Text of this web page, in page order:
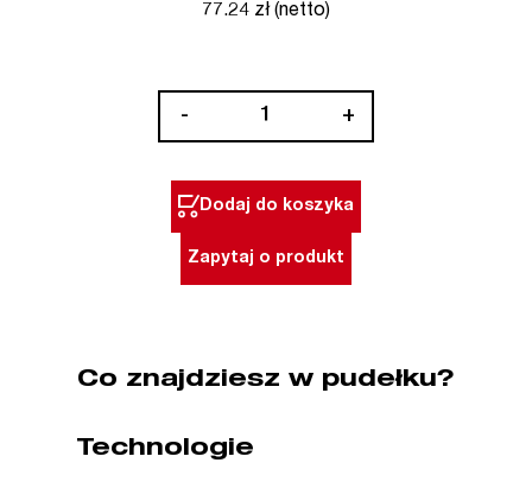
77.24 zł (netto)
-
100
mm
03246)
+
Dodaj do koszyka
Zapytaj o produkt
Co znajdziesz w pudełku?
Technologie